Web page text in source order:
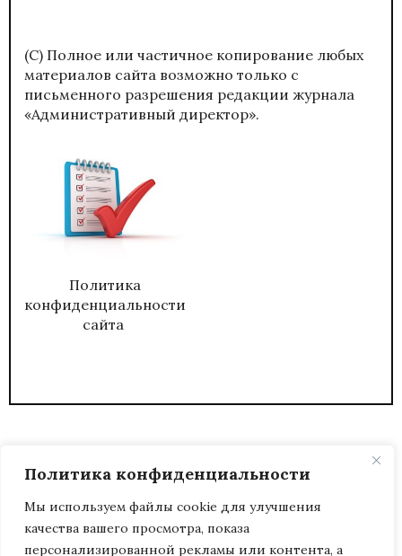
Политика конфиденциальности
Мы используем файлы cookie для улучшения
качества вашего просмотра, показа
персонализированной рекламы или контента, а
(С) Полное или частичное копирование любых
материалов сайта возможно только с
письменного разрешения редакции журнала
«Административный директор».
Политика
конфиденциальности
сайта